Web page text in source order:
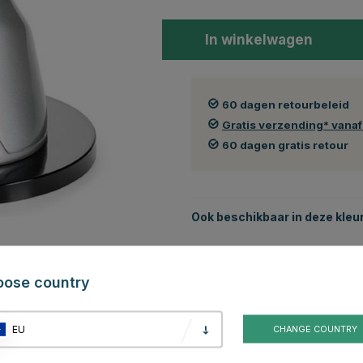
In winkelwagen
60 dagen retourbeleid
Gratis verzending*
60 dagen gratis retour
Ook beschikbaar in deze
country
EU CHANGE COUNTRY